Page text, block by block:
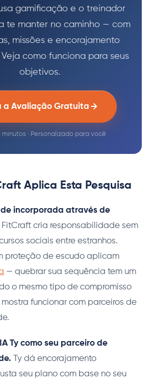
gamificação e o treinador
te manter no caminho — com
missões e encorajamento
como funciona para seus
objetivos.
a Avaliação Gratuita
minutos · Personalizado para você
Aplica Esta Pesquisa
incorporada através de
FitCraft cria responsabilidade sem
sociais entre estranhos.
proteção de escudo aplicam
— quebrar sua sequência tem um
o mesmo tipo de compromisso
funcionar com parceiros de
Ty como seu parceiro de
Ty dá encorajamento
seu plano com base no seu